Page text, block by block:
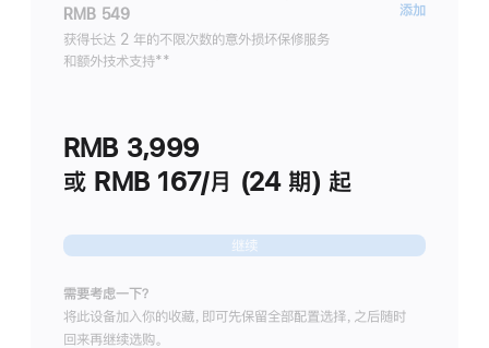
RMB 549
获得长达 2 年的不限次数的意外损坏保修服务
和额外技术支持脚
**
添加
RMB 3,999
或 RMB 167/月 (24 期) 起
继续
需要考虑一下？
将此设备加入你的收藏，即可先保留全部配置选择，之后随时
回来再继续选购。